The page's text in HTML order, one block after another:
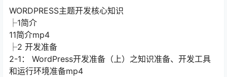
WORDPRESS主题开发核心知识
├1简介
11简介mp4
├2 开发准备
2-1： WordPress开发准备（上）之知识准备、开发工具
和运行环境准备mp4